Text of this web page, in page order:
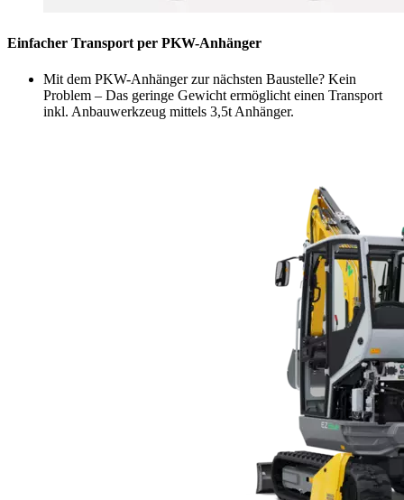
Einfacher Transport per PKW-Anhänger
Mit dem PKW-Anhänger zur nächsten Baustelle? Kein
Problem – Das geringe Gewicht ermöglicht einen Transport
inkl. Anbauwerkzeug mittels 3,5t Anhänger.